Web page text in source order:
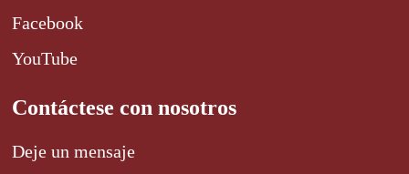
Facebook
YouTube
Contáctese con nosotros
Deje un mensaje